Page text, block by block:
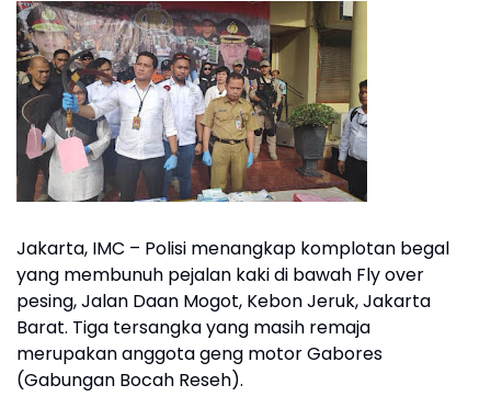
Jakarta, IMC – Polisi menangkap komplotan begal
yang membunuh pejalan kaki di bawah Fly over
pesing, Jalan Daan Mogot, Kebon Jeruk, Jakarta
Barat. Tiga tersangka yang masih remaja
merupakan anggota geng motor Gabores
(Gabungan Bocah Reseh).